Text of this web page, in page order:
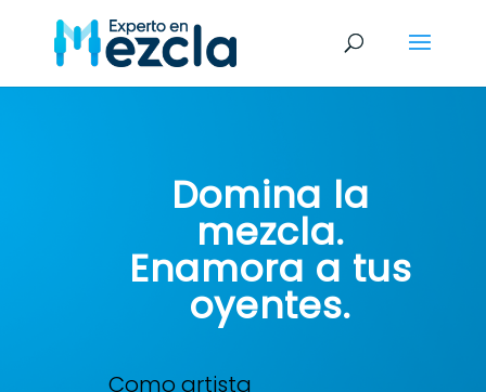
Domina la
mezcla.
Enamora a tus
oyentes.
Como artista